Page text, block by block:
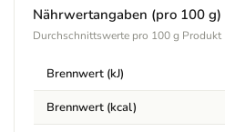
No se recomienda para niños
Respiratorio y cardiaco. Coffee
Nährwertangaben (pro 100 g)
Durchschnittswerte pro 100 g Produkt
Brennwert (kJ)
Brennwert (kcal)